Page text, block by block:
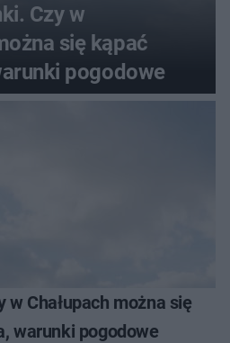
Czy w
się kąpać
pogodowe
w Chałupach można się
warunki pogodowe